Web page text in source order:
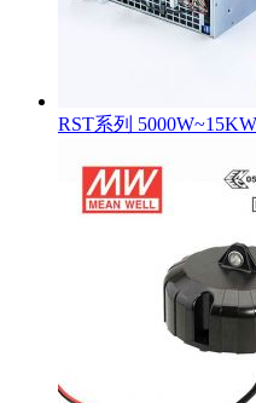
RST系列 5000W~15KW